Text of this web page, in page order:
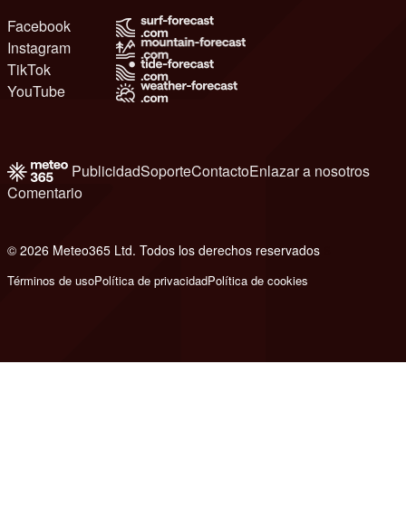
Facebook
Instagram
TikTok
YouTube
PublicidadSoporteContactoEnlazar a nosotros
Comentario
© 2026 Meteo365 Ltd. Todos los derechos reservados
Términos de usoPolítica de privacidadPolítica de cookies